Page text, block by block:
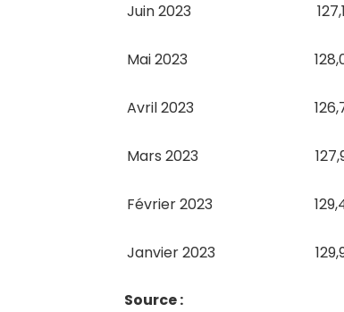
Juin 2023 127,1
Mai 2023
Avril 2023
Mars 2023
Février 2023
Janvier 2023
Source :